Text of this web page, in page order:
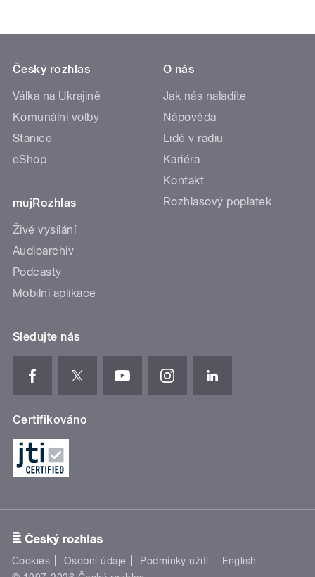
Český rozhlas
Válka na Ukrajině
Komunální volby
Stanice
eShop
mujRozhlas
Živé vysílání
Audioarchiv
Podcasty
Mobilní aplikace
O nás
Jak nás naladíte
Nápověda
Lidé v rádiu
Kariéra
Kontakt
Rozhlasový poplatek
Sledujte nás
Certifikováno
Cookies Osobní údaje Podmínky užití
English